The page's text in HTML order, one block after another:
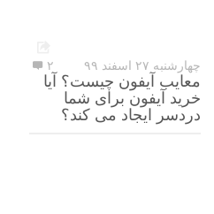
چهارشنبه ۲۷ اسفند ۹۹ ۲
معایب آیفون چیست؟ آیا
خرید آیفون برای شما
دردسر ایجاد می کند؟